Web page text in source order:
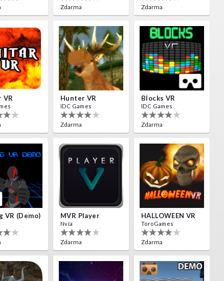
Zdarma Zdarma
VR Hunter VR
IDC Games
Zdarma
Blocks VR
IDC Games
Zdarma
VR (Demo) MVR Player
Nvía
Zdarma
HALLOWEEN VR
ToroGames
Zdarma